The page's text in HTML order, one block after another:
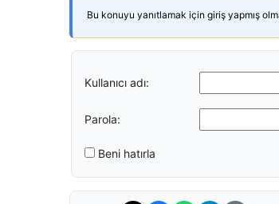
Bu konuyu yanıtlamak için giriş yapmış
Kullanıcı adı:
Parola:
Beni hatırla